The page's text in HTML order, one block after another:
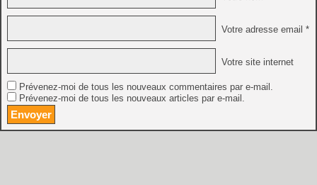
Votre adresse email *
Votre site internet
Prévenez-moi de tous les nouveaux commentaires par e-mail.
Prévenez-moi de tous les nouveaux articles par e-mail.